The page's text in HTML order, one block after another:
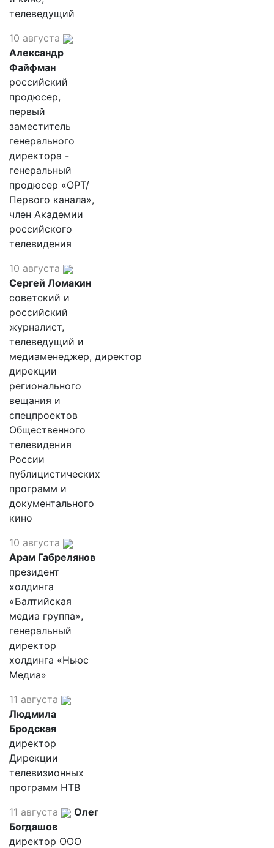
телеведущий
10 августа
Александр
Файфман
российский
продюсер,
первый
заместитель
генерального
директора -
генеральный
продюсер «ОРТ/
Первого канала»,
член Академии
российского
телевидения
10 августа
Сергей Ломакин
советский и
российский
журналист,
телеведущий и
медиаменеджер, директор
дирекции
регионального
вещания и
спецпроектов
Общественного
телевидения
России
публицистических
программ и
документального
кино
10 августа
Арам Габрелянов
президент
холдинга
«Балтийская
медиа группа»,
генеральный
директор
холдинга «Ньюс
Медиа»
11 августа
Людмила
Бродская
директор
Дирекции
телевизионных
программ НТВ
11 августа
Олег
Богдашов
директор ООО